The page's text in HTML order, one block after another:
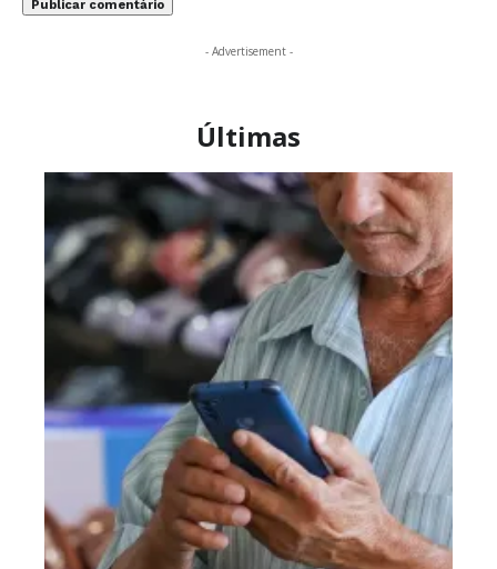
- Advertisement -
Últimas